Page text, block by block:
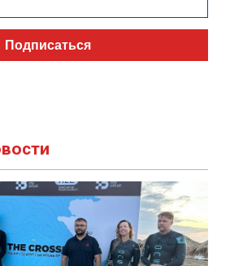
Подписаться